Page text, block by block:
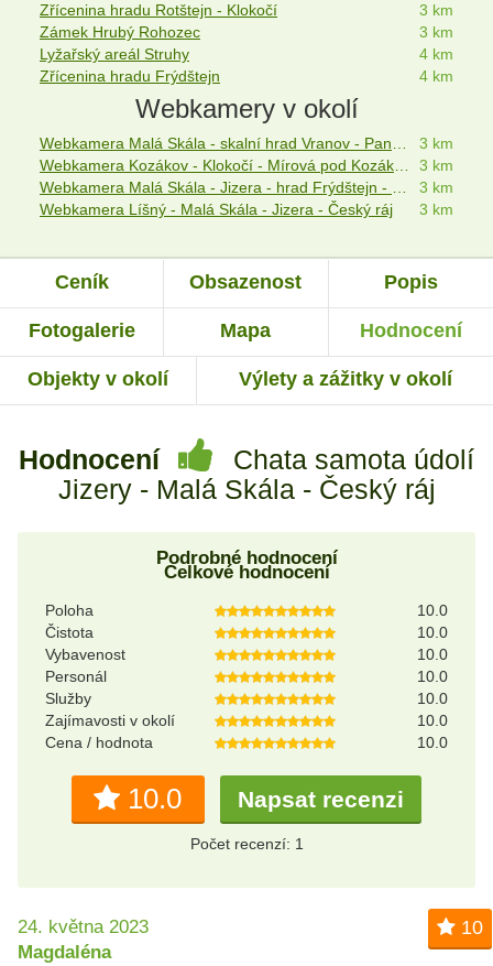
Zřícenina hradu Rotštejn - Klokočí
3 km
Zámek Hrubý Rohozec
3 km
Lyžařský areál Struhy
4 km
Zřícenina hradu Frýdštejn
4 km
Webkamery v okolí
3 km
3 km
3 km
Webkamera Líšný - Malá Skála - Jizera - Český ráj
3 km
Ceník Obsazenost Popis
Fotogalerie Mapa Hodnocení
Objekty v okolí Výlety a zážitky v okolí
Hodnocení
Chata samota údolí
Jizery - Malá Skála - Český ráj
Podrobné hodnocení
Celkové hodnocení
Poloha
10.0
Čistota
10.0
Vybavenost
10.0
Personál
10.0
Služby
10.0
Zajímavosti v okolí
10.0
Cena / hodnota
10.0
10.0 Napsat recenzi
Počet recenzí: 1
24. května 2023
Magdaléna
10